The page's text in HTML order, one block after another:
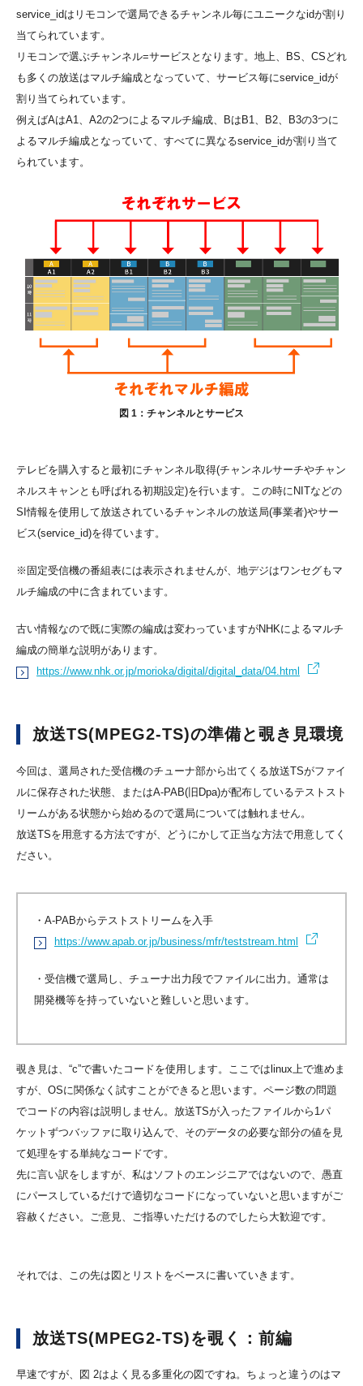
service_idはリモコンで選局できるチャンネル毎にユニークなidが割り
当てられています。
リモコンで選ぶチャンネル=サービスとなります。地上、BS、CSどれ
も多くの放送はマルチ編成となっていて、サービス毎にservice_idが
割り当てられています。
例えばAはA1、A2の2つによるマルチ編成、BはB1、B2、B3の3つに
よるマルチ編成となっていて、すべてに異なるservice_idが割り当て
られています。
図 1：チャンネルとサービス
テレビを購入すると最初にチャンネル取得(チャンネルサーチやチャン
ネルスキャンとも呼ばれる初期設定)を行います。この時にNITなどの
SI情報を使用して放送されているチャンネルの放送局(事業者)やサー
ビス(service_id)を得ています。
※固定受信機の番組表には表示されませんが、地デジはワンセグもマ
ルチ編成の中に含まれています。
古い情報なので既に実際の編成は変わっていますがNHKによるマルチ
編成の簡単な説明があります。
https://www.nhk.or.jp/morioka/digital/digital_data/04.html
放送TS(MPEG2-TS)の準備と覗き見環境
今回は、選局された受信機のチューナ部から出てくる放送TSがファイ
ルに保存された状態、またはA-PAB(旧Dpa)が配布しているテストスト
リームがある状態から始めるので選局については触れません。
放送TSを用意する方法ですが、どうにかして正当な方法で用意してく
ださい。
・A-PABからテストストリームを入手
https://www.apab.or.jp/business/mfr/teststream.html
・受信機で選局し、チューナ出力段でファイルに出力。通常は
開発機等を持っていないと難しいと思います。
覗き見は、“c”で書いたコードを使用します。ここではlinux上で進めま
すが、OSに関係なく試すことができると思います。ページ数の問題
でコードの内容は説明しません。放送TSが入ったファイルから1パ
ケットずつバッファに取り込んで、そのデータの必要な部分の値を見
て処理をする単純なコードです。
先に言い訳をしますが、私はソフトのエンジニアではないので、愚直
にパースしているだけで適切なコードになっていないと思いますがご
容赦ください。ご意見、ご指導いただけるのでしたら大歓迎です。
それでは、この先は図とリストをベースに書いていきます。
放送TS(MPEG2-TS)を覗く：前編
早速ですが、図 2はよく見る多重化の図ですね。ちょっと違うのはマ